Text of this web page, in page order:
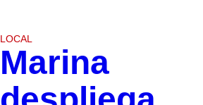
LOCAL
Marina